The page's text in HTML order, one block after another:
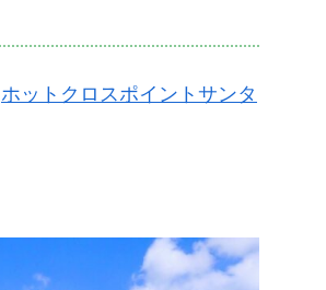
ホットクロスポイントサンタ